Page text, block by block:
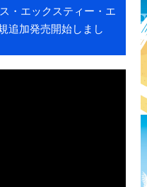
・エックスティー・エ
追加発売開始しまし